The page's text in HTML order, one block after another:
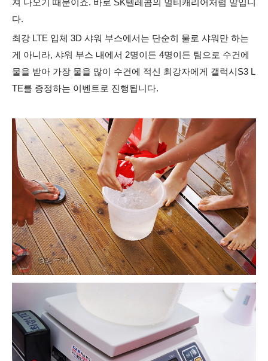
져 나오기 때문이죠. 바로 SK텔레콤의 멀티캐리어처럼 말입니
다.
최강 LTE 입체 3D 샤워 부스에서는 단순히 물로 샤워만 하는
게 아니라, 샤워 부스 내에서 2명이든 4명이든 팀으로 수건에
물을 받아 가장 물을 많이 수건에 적신 최강자에게 갤럭시S3 L
TE를 증정하는 이벤트로 진행됩니다.